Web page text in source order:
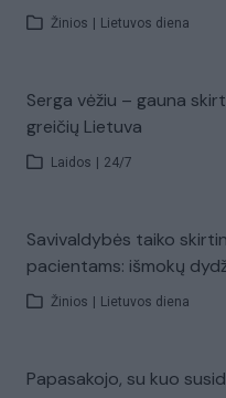
Žinios Lietuvos diena
Serga vėžiu – gauna
greičių Lietuva
Laidos 24/7
Savivaldybės taiko
pacientams: išmokų
Žinios Lietuvos diena
Papasakojo, su kuo